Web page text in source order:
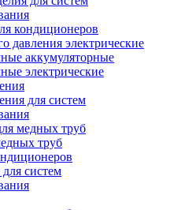
кондиционеров
давления электрические
аккумуляторные
электрические
для систем
медных труб
труб
систем